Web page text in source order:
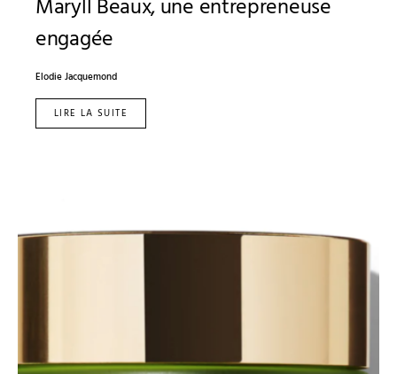
Maryll Beaux, une entrepreneuse
engagée
Elodie Jacquemond
LIRE LA SUITE